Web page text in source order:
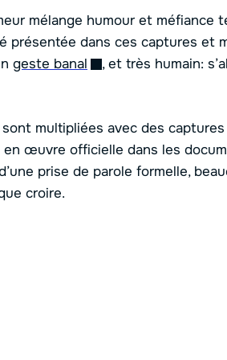
mélange humour et méfiance
présentée dans ces captures et
geste banal
, et très humain:
multipliées avec des
en œuvre officielle dans les
prise de parole formelle,
croire.